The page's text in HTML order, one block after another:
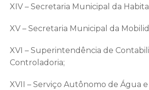
XIV – Secretaria Municipal da
XV – Secretaria Municipal da
XVI – Superintendência de
Controladoria;
XVII – Serviço Autônomo de Água e